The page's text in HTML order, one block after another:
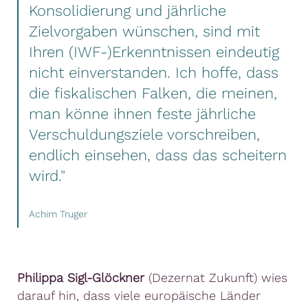
Konsolidierung und jährliche
Zielvorgaben wünschen, sind mit
Ihren (IWF-)Erkenntnissen eindeutig
nicht einverstanden. Ich hoffe, dass
die fiskalischen Falken, die meinen,
man könne ihnen feste jährliche
Verschuldungsziele vorschreiben,
endlich einsehen, dass das scheitern
wird."
Achim Truger
Philippa Sigl-Glöckner(Dezernat Zukunft) wies
darauf hin, dass viele europäische Länder